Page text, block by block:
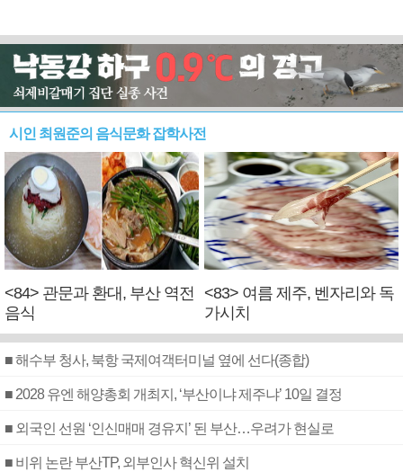
시인 최원준의 음식문화 잡학사전
<84> 관문과 환대, 부산 역전
음식
<83> 여름 제주, 벤자리와 독
가시치
■ 해수부 청사, 북항 국제여객터미널 옆에 선다(종합)
■ 2028 유엔 해양총회 개최지, ‘부산이냐 제주냐’ 10일 결정
■ 외국인 선원 ‘인신매매 경유지’ 된 부산…우려가 현실로
■ 비위 논란 부산TP, 외부인사 혁신위 설치